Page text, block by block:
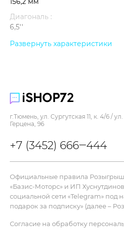
Диагональ :
6,5''
Контрастность :
Процессор :
A19 Pro
Цвет :
белый
Ширина :
Дисплей
Яркость :
3000 нит
2736 x 1260
Развернуть характеристики
+7 (3452) 666‒444
г.Тюмень, ул. Сургутская 11, к. 4/6 /
Герцена, 96
Согласие на обработку
Официальные правила
«Базис-Моторс» и ИП
социальной сети «Telegram» под
подарок за подписку» (далее –